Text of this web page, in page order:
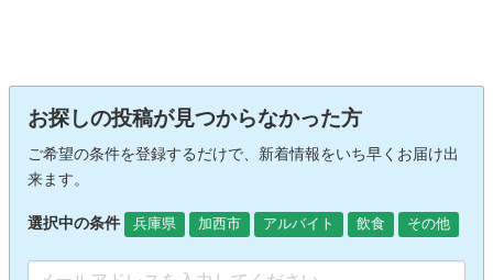
お探しの投稿が見つからなかった方
ご希望の条件を登録するだけで、新着情報をいち早くお届け出
来ます。
選択中の条件 兵庫県 加西市 アルバイト 飲食 その他